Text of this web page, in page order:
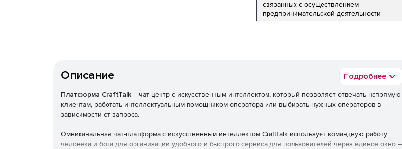
связанных с осуществлением
предпринимательской деятельности
Описание Подробнее
Платформа CraftTalk – чат-центр с искусственным интеллектом, который позволяет отвечать напрямую
клиентам, работать интеллектуальным помощником оператора или выбирать нужных операторов в
зависимости от запроса.
Омниканальная чат-платформа с искусственным интеллектом CraftTalk использует командную работу
человека и бота для организации удобного и быстрого сервиса для пользователей через единое окно –